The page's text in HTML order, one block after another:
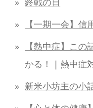
【一期一会】信
【熱中症】こ
かる！｜熱中症
新米小坊主の